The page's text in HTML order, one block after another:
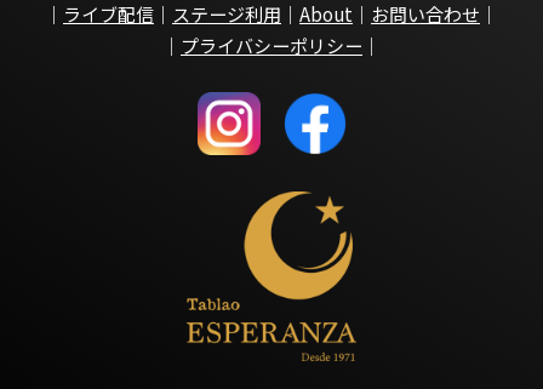
｜ ライブ配信 ｜ ステージ利用 ｜ About ｜ お問い合わせ ｜
｜ プライバシーポリシー ｜